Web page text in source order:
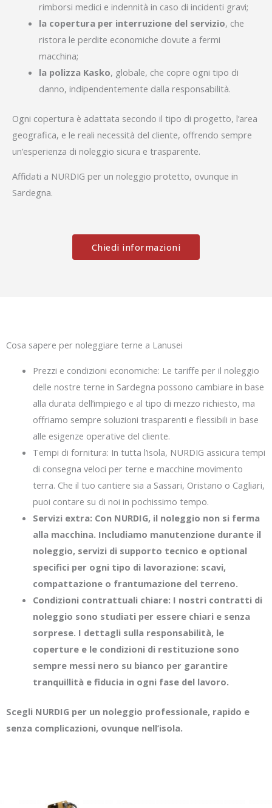
rimborsi medici e indennità in caso di incidenti gravi;
la copertura per interruzione del servizio, che
ristora le perdite economiche dovute a fermi
macchina;
la polizza Kasko, globale, che copre ogni tipo di
danno, indipendentemente dalla responsabilità.
Ogni copertura è adattata secondo il tipo di progetto, l’area
geografica, e le reali necessità del cliente, offrendo sempre
un’esperienza di noleggio sicura e trasparente.
Affidati a NURDIG per un noleggio protetto, ovunque in
Sardegna.
Chiedi informazioni
Cosa sapere per noleggiare terne a Lanusei
Prezzi e condizioni economiche: Le tariffe per il noleggio
delle nostre terne in Sardegna possono cambiare in base
alla durata dell’impiego e al tipo di mezzo richiesto, ma
offriamo sempre soluzioni trasparenti e flessibili in base
alle esigenze operative del cliente.
Tempi di fornitura: In tutta l’isola, NURDIG assicura tempi
di consegna veloci per terne e macchine movimento
terra. Che il tuo cantiere sia a Sassari, Oristano o Cagliari,
puoi contare su di noi in pochissimo tempo.
Servizi extra: Con NURDIG, il noleggio non si ferma
alla macchina. Includiamo manutenzione durante il
noleggio, servizi di supporto tecnico e optional
specifici per ogni tipo di lavorazione: scavi,
compattazione o frantumazione del terreno.
Condizioni contrattuali chiare: I nostri contratti di
noleggio sono studiati per essere chiari e senza
sorprese. I dettagli sulla responsabilità, le
coperture e le condizioni di restituzione sono
sempre messi nero su bianco per garantire
tranquillità e fiducia in ogni fase del lavoro.
Scegli NURDIG per un noleggio professionale, rapido e
senza complicazioni, ovunque nell’isola.